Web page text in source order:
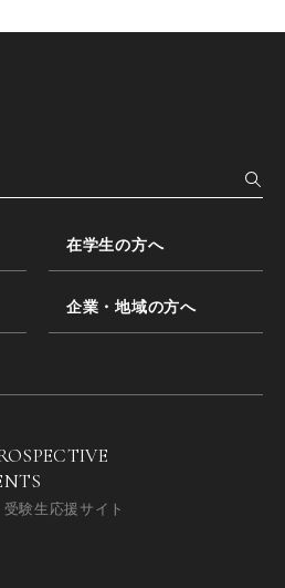
在学生の方へ
企業・地域の方へ
験生応援サイト